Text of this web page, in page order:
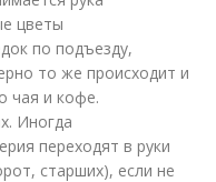
цветы
по подъезду,
то же происходит и
чая и кофе.
Иногда
переходят в руки
старших), если не